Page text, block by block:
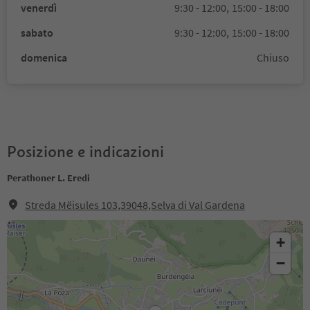
venerdì 9:30 - 12:00, 15:00 - 18:00
sabato
9:30 - 12:00, 15:00 - 18:00
domenica
Chiuso
Posizione e indicazioni
Perathoner L. Eredi
Streda Mëisules 103,39048,Selva di Val Gardena
+
−